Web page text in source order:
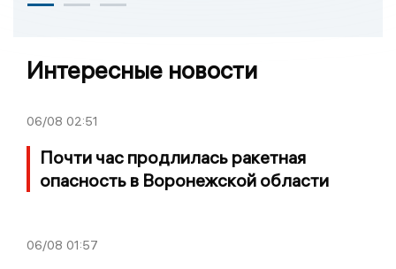
Интересные новости
06/08 02:51
Почти час продлилась ракетная
опасность в Воронежской области
06/08 01:57